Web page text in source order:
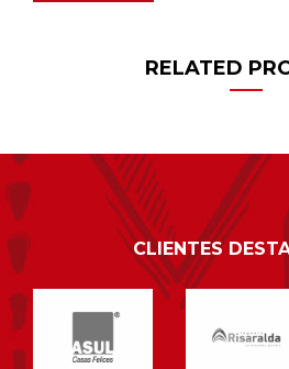
RELATED
CLIENTES